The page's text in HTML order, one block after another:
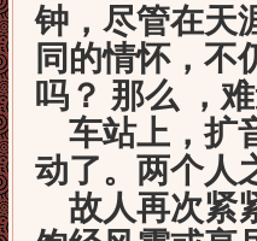
钟，尽管在天
同的情怀，不
吗？ 那么 ，
车站上，扩
动了。两个人
故人再次紧